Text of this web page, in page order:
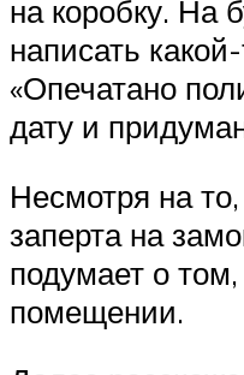
на коробку. На
написать
«Опечатано
дату и
Несмотря на
заперта на
подумает о
помещении.